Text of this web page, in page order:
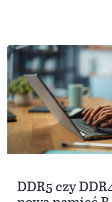
DDR5 czy